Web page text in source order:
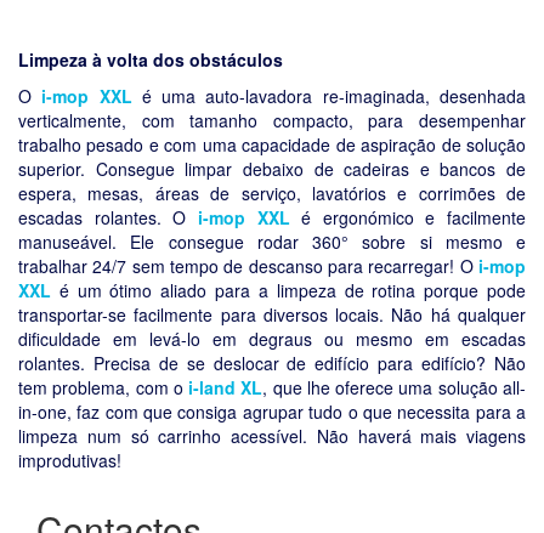
Limpeza à volta dos obstáculos
O i-mop XXLé uma auto-lavadora re-imaginada, desenhada
verticalmente, com tamanho compacto, para desempenhar
trabalho pesado e com uma capacidade de aspiração de solução
superior. Consegue limpar debaixo de cadeiras e bancos de
espera, mesas, áreas de serviço, lavatórios e corrimões de
escadas rolantes. O i-mop XXLé ergonómico e facilmente
manuseável. Ele consegue rodar 360° sobre si mesmo e
trabalhar 24/7 sem tempo de descanso para recarregar! O i-mop
XXL é um ótimo aliado para a limpeza de rotina porque pode
transportar-se facilmente para diversos locais. Não há qualquer
dificuldade em levá-lo em degraus ou mesmo em escadas
rolantes. Precisa de se deslocar de edifício para edifício? Não
tem problema, com o i-land XL, que lhe oferece uma solução all-
in-one, faz com que consiga agrupar tudo o que necessita para a
limpeza num só carrinho acessível. Não haverá mais viagens
improdutivas!